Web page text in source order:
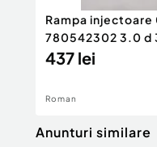
Rampa
780542302 3.0 d
437 lei
Roman
Anunturi similare